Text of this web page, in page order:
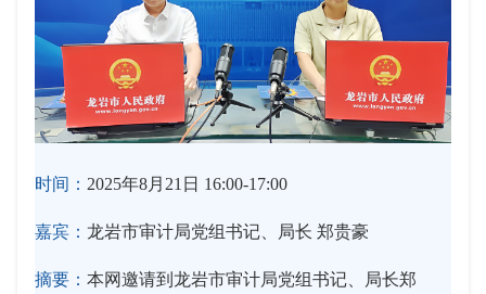
时间： 2025年8月21日 16:00-17:00
嘉宾： 龙岩市审计局党组书记、局长 郑贵豪
摘要： 本网邀请到龙岩市审计局党组书记、局长郑